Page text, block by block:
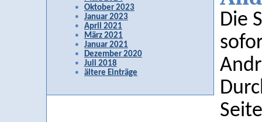
Oktober 2023
Januar 2023
April 2021
März 2021
Januar 2021
Dezember 2020
Juli 2018
ältere Einträge
Die